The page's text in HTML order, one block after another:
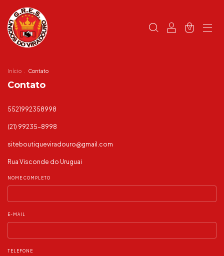
0
Início Contato
Contato
5521992358998
(21) 99235-8998
siteboutiqueviradouro@gmail.com
Rua Visconde do Uruguai
NOME COMPLETO
E-MAIL
TELEFONE